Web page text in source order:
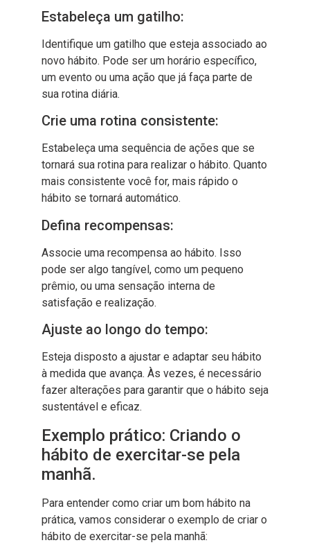
Estabeleça um gatilho:
Identifique um gatilho que esteja associado ao
novo hábito. Pode ser um horário específico,
um evento ou uma ação que já faça parte de
sua rotina diária.
Crie uma rotina consistente:
Estabeleça uma sequência de ações que se
tornará sua rotina para realizar o hábito. Quanto
mais consistente você for, mais rápido o
hábito se tornará automático.
Defina recompensas:
Associe uma recompensa ao hábito. Isso
pode ser algo tangível, como um pequeno
prêmio, ou uma sensação interna de
satisfação e realização.
Ajuste ao longo do tempo:
Esteja disposto a ajustar e adaptar seu hábito
à medida que avança. Às vezes, é necessário
fazer alterações para garantir que o hábito seja
sustentável e eficaz.
Exemplo prático: Criando o
hábito de exercitar-se pela
manhã.
Para entender como criar um bom hábito na
prática, vamos considerar o exemplo de criar o
hábito de exercitar-se pela manhã: